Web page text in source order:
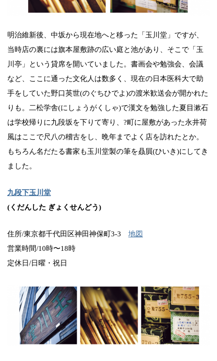
明治維新後、中坂から現在地へと移った「玉川堂」ですが、
当時店の裏には旗本屋敷跡の広い庭と池があり、そこで「玉
川亭」という貸席を開いていました。書画会や勉強会、会議
など、ここに通った文化人は数多く、現在の日本医科大で助
手をしていた野口英世(のぐちひでよ)の渡米歓送会が開かれた
りも。二松学舎(にしょうがくしゃ)で漢文を勉強した夏目漱石
は学校帰りに九段坂を下りて寄り、?町に屋敷があった永井荷
風はここで尺八の稽古をし、晩年までよく店を訪れたとか。
もちろん名だたる書家も玉川堂製の筆を贔屓(ひいき)にしてき
ました。
九段下玉川堂
(くだんした ぎょくせんどう)
住所/東京都千代田区神田神保町3-3 地図
営業時間/10時〜18時
定休日/日曜・祝日